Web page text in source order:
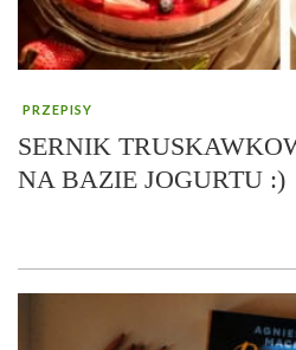
PRZEPISY
SERNIK
NA BAZIE JOGURTU :)